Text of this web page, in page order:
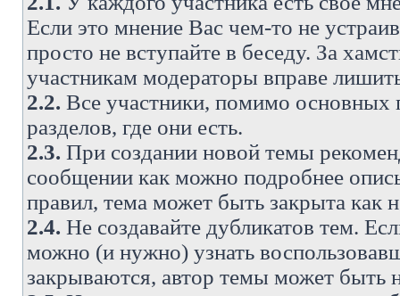
Если это мнение Вас чем-то не
просто не вступайте в беседу. За
участникам модераторы вправе
2.2. Все участники, помимо основных
разделов, где они есть.
2.3. При создании новой темы
сообщении как можно подробнее
правил, тема может быть закрыта как
2.4. Не создавайте дубликатов тем.
можно (и нужно) узнать
закрываются, автор темы может быть